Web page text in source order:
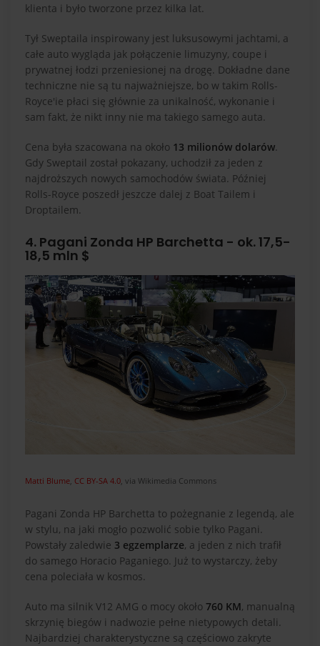
klienta i było tworzone przez kilka lat.
Tył Sweptaila inspirowany jest luksusowymi jachtami, a
całe auto wygląda jak połączenie limuzyny, coupe i
prywatnej łodzi przeniesionej na drogę. Dokładne dane
techniczne nie są tu najważniejsze, bo w takim Rolls-
Royce'ie płaci się głównie za unikalność, wykonanie i
sam fakt, że nikt inny nie ma takiego samego auta.
Cena była szacowana na około 13 milionów dolarów.
Gdy Sweptail został pokazany, uchodził za jeden z
najdroższych nowych samochodów świata. Później
Rolls-Royce poszedł jeszcze dalej z Boat Tailem i
Droptailem.
4. Pagani Zonda HP Barchetta - ok. 17,5-
18,5 mln $
Matti Blume, CC BY-SA 4.0, via Wikimedia Commons
Pagani Zonda HP Barchetta to pożegnanie z legendą, ale
w stylu, na jaki mogło pozwolić sobie tylko Pagani.
Powstały zaledwie 3 egzemplarze, a jeden z nich trafił
do samego Horacio Paganiego. Już to wystarczy, żeby
cena poleciała w kosmos.
Auto ma silnik V12 AMG o mocy około 760 KM, manualną
skrzynię biegów i nadwozie pełne nietypowych detali.
Najbardziej charakterystyczne są częściowo zakryte